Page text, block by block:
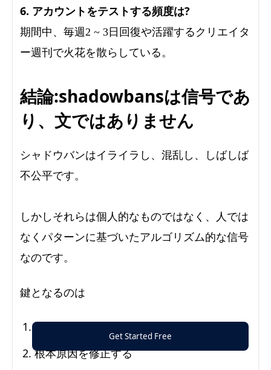
6. アカウントをテストする頻度は?
期間中、毎週2 ~ 3日回復や活躍するクリエイタ
ー週刊で火花を散らしている。
結論:shadowbansは信号であ
り、文ではありません
シャドウバンはイライラし、混乱し、しばしば
不公平です。
しかしそれらは個人的なものではなく、人では
なくパターンに基づいたアルゴリズム的な信号
なのです。
鍵となるのは
根本原因を修正する
Get Started Free